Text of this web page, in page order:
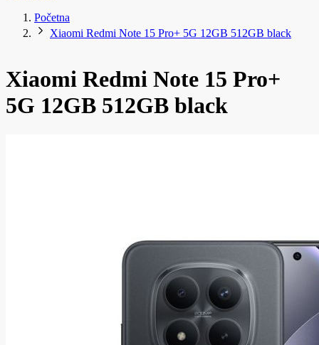
Početna
Xiaomi Redmi Note 15 Pro+ 5G 12GB 512GB black
Xiaomi Redmi Note 15 Pro+
5G 12GB 512GB black